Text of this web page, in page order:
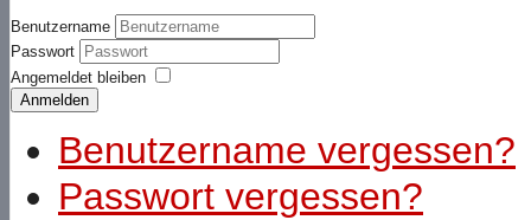
Benutzername
Passwort
Angemeldet bleiben
Anmelden
Benutzername vergessen?
Passwort vergessen?